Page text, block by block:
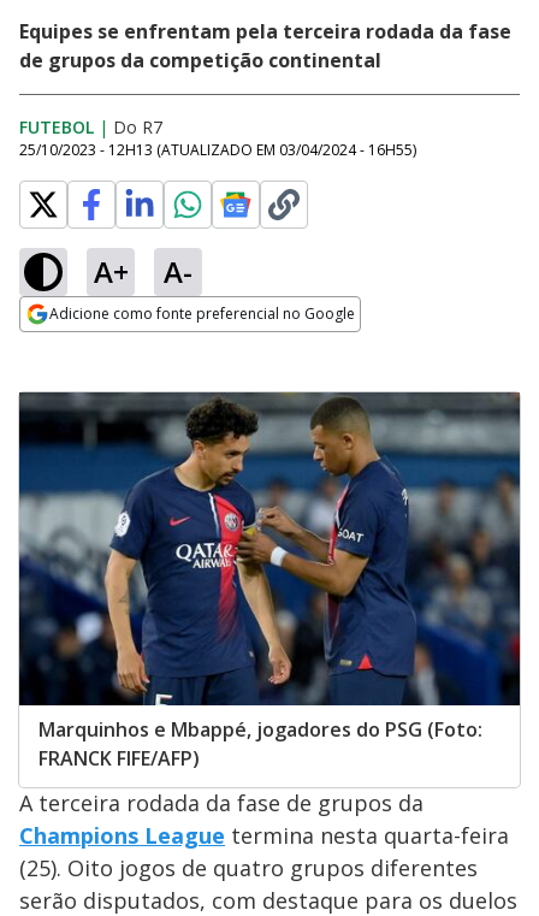
Equipes se enfrentam pela terceira rodada da fase
de grupos da competição continental
FUTEBOL | Do R7
25/10/2023 - 12H13 (ATUALIZADO EM 03/04/2024 - 16H55)
A+ A-
Adicione como fonte preferencial no Google
Marquinhos e Mbappé, jogadores do PSG (Foto:
FRANCK FIFE/AFP)
A terceira rodada da fase de grupos da
Champions League termina nesta quarta-feira
(25). Oito jogos de quatro grupos diferentes
serão disputados, com destaque para os duelos